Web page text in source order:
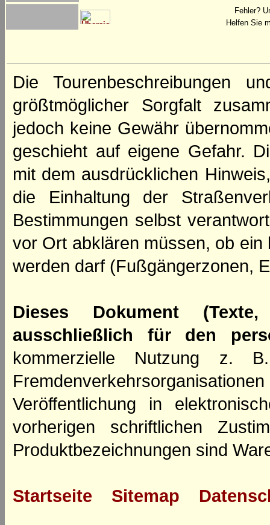
Fehler?
Helfen Sie
Die Tourenbeschreibungen
größtmöglicher Sorgfalt
jedoch keine Gewähr
geschieht auf eigene Gefahr.
mit dem ausdrücklichen
die Einhaltung der
Bestimmungen selbst
vor Ort abklären müssen, ob
werden darf (Fußgängerzonen,
Dieses Dokument
ausschließlich für den
kommerzielle Nutzung z.
Veröffentlichung in
vorherigen schriftlichen
Produktbezeichnungen sind
Startseite Sitemap